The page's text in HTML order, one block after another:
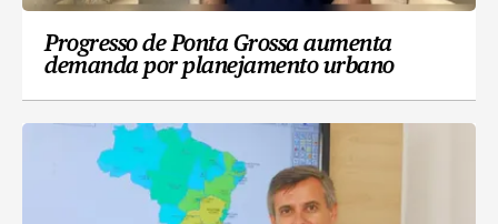
Progresso de Ponta Grossa aumenta
demanda por planejamento urbano